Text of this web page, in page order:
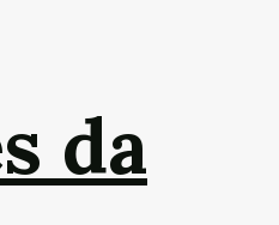
da